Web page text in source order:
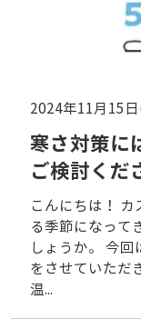
2024年11月15
寒さ対策に
ご検討くだ
こんにちは！
る季節になって
しょうか。 今
をさせていただ
温...